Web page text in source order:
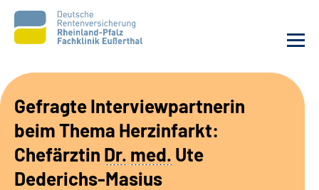
Unsere Angebote
Ihre Rehabilitation
Gefragte Interviewpartnerin
beim Thema Herzinfarkt:
Chefärztin Dr. med. Ute
Dederichs-Masius